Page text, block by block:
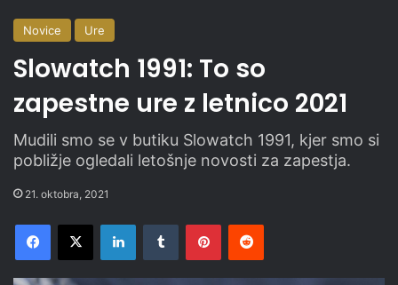
Novice Ure
Slowatch 1991: To so
zapestne ure z letnico 2021
Mudili smo se v butiku Slowatch 1991, kjer smo si
pobližje ogledali letošnje novosti za zapestja.
21. oktobra, 2021
Facebook
X LinkedInTumblr PinterestReddit